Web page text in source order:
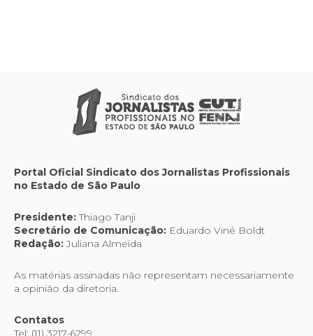
Portal Oficial Sindicato dos Jornalistas Profissionais
no Estado de São Paulo
Presidente:Thiago Tanji
Secretário de Comunicação: Eduardo Viné Boldt
Redação:Juliana Almeida
As matérias assinadas não representam necessariamente
a opinião da diretoria.
Contatos
Tel: (11) 3217-6299